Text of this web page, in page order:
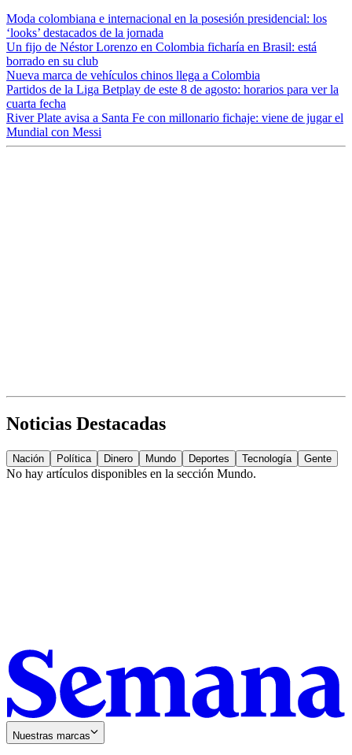
Moda colombiana e internacional en la posesión presidencial: los
‘looks’ destacados de la jornada
Un fijo de Néstor Lorenzo en Colombia ficharía en Brasil: está
borrado en su club
Nueva marca de vehículos chinos llega a Colombia
Partidos de la Liga Betplay de este 8 de agosto: horarios para ver la
cuarta fecha
River Plate avisa a Santa Fe con millonario fichaje: viene de jugar el
Mundial con Messi
Noticias Destacadas
Nación Política Dinero Mundo Deportes Tecnología Gente
No hay artículos disponibles en la sección Mundo.
Nuestras marcas